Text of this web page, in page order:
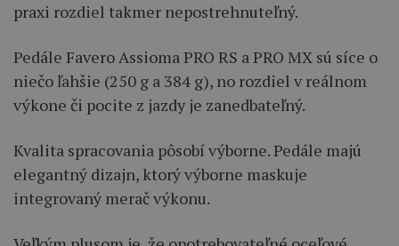
praxi rozdiel takmer nepostrehnuteľný.
Pedále Favero Assioma PRO RS a PRO MX sú síce o
niečo ľahšie (250 g a 384 g), no rozdiel v reálnom
výkone či pocite z jazdy je zanedbateľný.
Kvalita spracovania pôsobí výborne. Pedále majú
elegantný dizajn, ktorý výborne maskuje
integrovaný merač výkonu.